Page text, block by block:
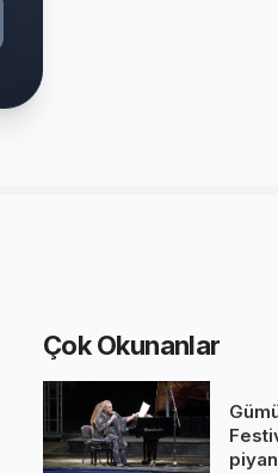
Çok Okunanlar